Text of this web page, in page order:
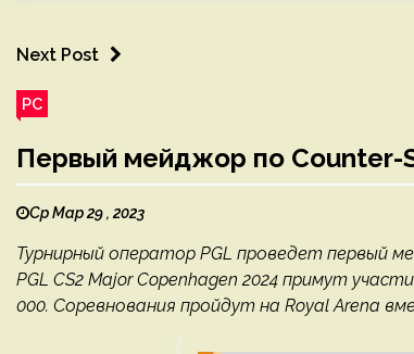
Next Post
PC
Первый мейджор по Counter-
Ср Мар 29 , 2023
Турнирный оператор PGL проведет первый
PGL CS2 Major Copenhagen 2024 примут
000. Соревнования пройдут на Royal Arena